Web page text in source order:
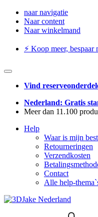
naar navigatie
Naar content
Naar winkelmand
⚡️ Koop meer,
Vind
Nederland: Gratis
Meer dan 11.100
Help
Waar is mijn
Retourneringen
Verzendkosten
Contact
Alle help-